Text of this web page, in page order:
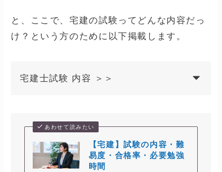
と、ここで、宅建の試験ってどんな内容だっ
け？という方のために以下掲載します。
宅建士試験 内容 ＞＞
あわせて読みたい
【宅建】試験の内容・難
易度・合格率・必要勉強
時間